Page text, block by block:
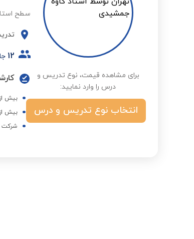
برای مشاهده قیمت، نوع تدریس و
درس را وارد نمایید:
انتخاب نوع تدریس و درس
سطح
12
بیش از 20 سال تدریس موسیقی در موسسات و خصوصی
بیش
شرکت در 26 جشنواره موسیقی فجر به